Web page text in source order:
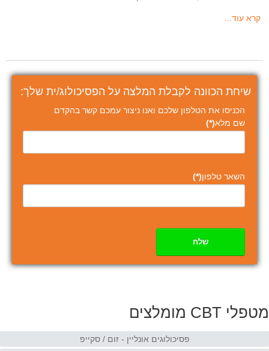
קרא עוד...
שיחת הכוונה לקבלת המלצה על הפסיכולוג/ית שלך:
הכניסו את הטלפון שלכם ואנו ניצור עמכם קשר בהקדם
שם מלא(*)
השאר טלפון(*)
שלח
מטפלי CBT מומלצים
פסיכולוגים אונליין - זום / סקייפ